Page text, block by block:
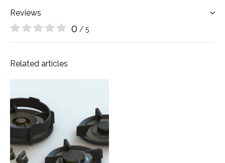
Reviews
0 / 5
Related articles